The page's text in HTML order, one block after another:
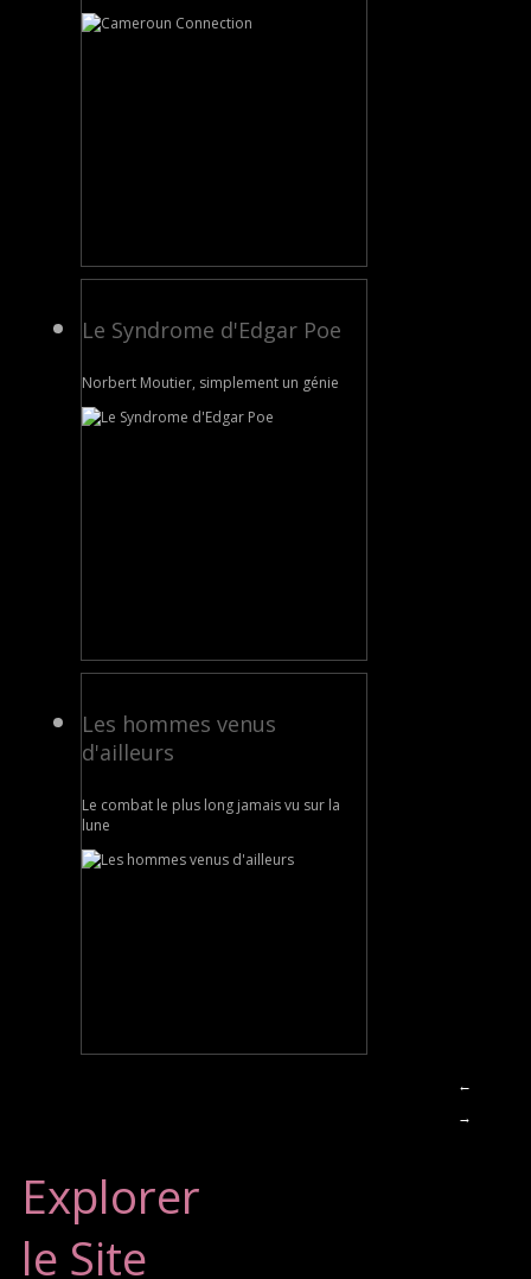
Le Syndrome d'Edgar Poe
Norbert Moutier, simplement un génie
Les hommes venus
d'ailleurs
Le combat le plus long jamais vu sur la
lune
←
→
Explorer
le Site